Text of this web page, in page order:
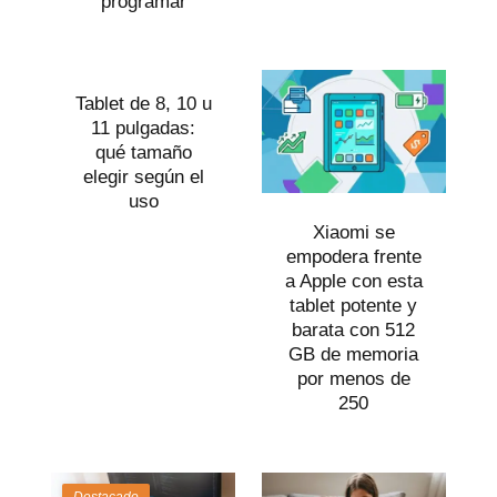
Tablet de 8, 10 u
11 pulgadas:
qué tamaño
elegir según el
uso
Xiaomi se
empodera frente
a Apple con esta
tablet potente y
barata con 512
GB de memoria
por menos de
250